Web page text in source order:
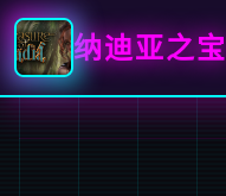
纳迪亚之宝